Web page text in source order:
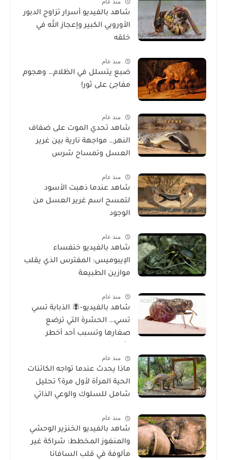
منذ عام
شاهد بالفيديو أسرار تزاوج الدبور
الأوروبي الكبير وإعجاز الله في
خلقه
منذ عام
ضبع يتسلل في الظلام… وهجوم
مفاجئ على ثور!
منذ عام
شاهد تحدي الموت على ضفاف
النهر… مواجهة نارية بين غرير
العسل وتمساح شرس
منذ عام
شاهد عندما ذهبت الأسود
لتمسح اسم غرير العسل من
الوجود
منذ عام
شاهد بالفيديو خنفساء
الإيبوميس: المفترس الذي يقلب
موازين الطبيعة
منذ عام
شاهد بالفيديو-🪰 الذبابة تسي
تسي… الحشرة التي ترضع
صغارها وتسبب أحد أخطر
منذ عام
ماذا يحدث عندما تواجه الكائنات
الحية المرآة لأول مرة؟ تحليل
شامل للسلوك والوعي الذاتي
منذ عام
شاهد بالفيديو الخنزير الوحشي
والمنغوز المخطط: شراكة غير
مألوفة في قلب السافانا